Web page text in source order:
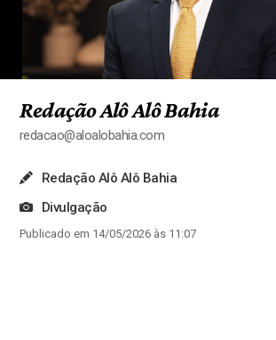
Redação Alô Alô Bahia
redacao@aloalobahia.com
Redação Alô Alô Bahia
Divulgação
Publicado em 14/05/2026 às 11:07